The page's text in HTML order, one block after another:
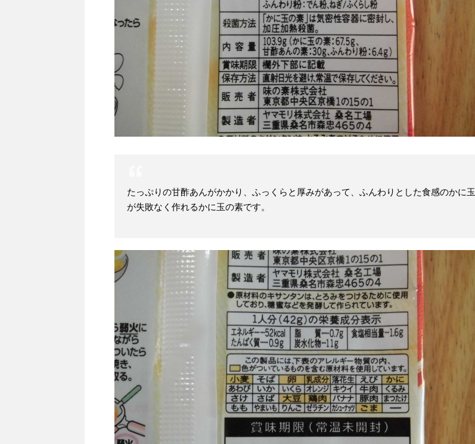
たっぷりの甘酢あんがかかり、ふっくらと厚みがあって、ふんわりとした食感のかに玉
が失敗なく作れるかに玉の素です。